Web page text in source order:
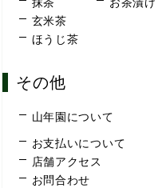
玄米茶
ほうじ茶
その他
山年園について
お支払いについて
店舗アクセス
お問合わせ